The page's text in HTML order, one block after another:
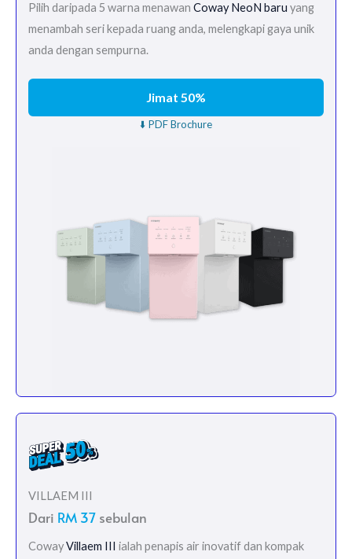
Pilih daripada 5 warna menawan Coway NeoN baru yang
menambah seri kepada ruang anda, melengkapi gaya unik
anda dengan sempurna.
Jimat 50%
⬇️ PDF Brochure
VILLAEM III
Dari RM 37 sebulan
CowayVillaem III ialah penapis air inovatif dan kompak